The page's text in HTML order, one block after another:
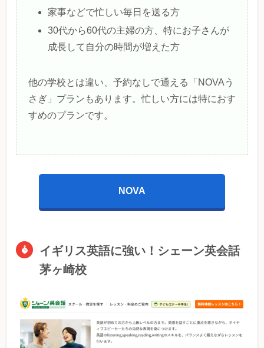
家事などで忙しい毎日を送る方
30代から60代の主婦の方、特にお子さんが
成長して自分の時間が増えた方
他の学校とは違い、予約なしで通える「NOVAう
さぎ」プランもあります。忙しい方には特におす
すめのプランです。
NOVA
イギリス英語に強い！シェーン英会話
茅ヶ崎校